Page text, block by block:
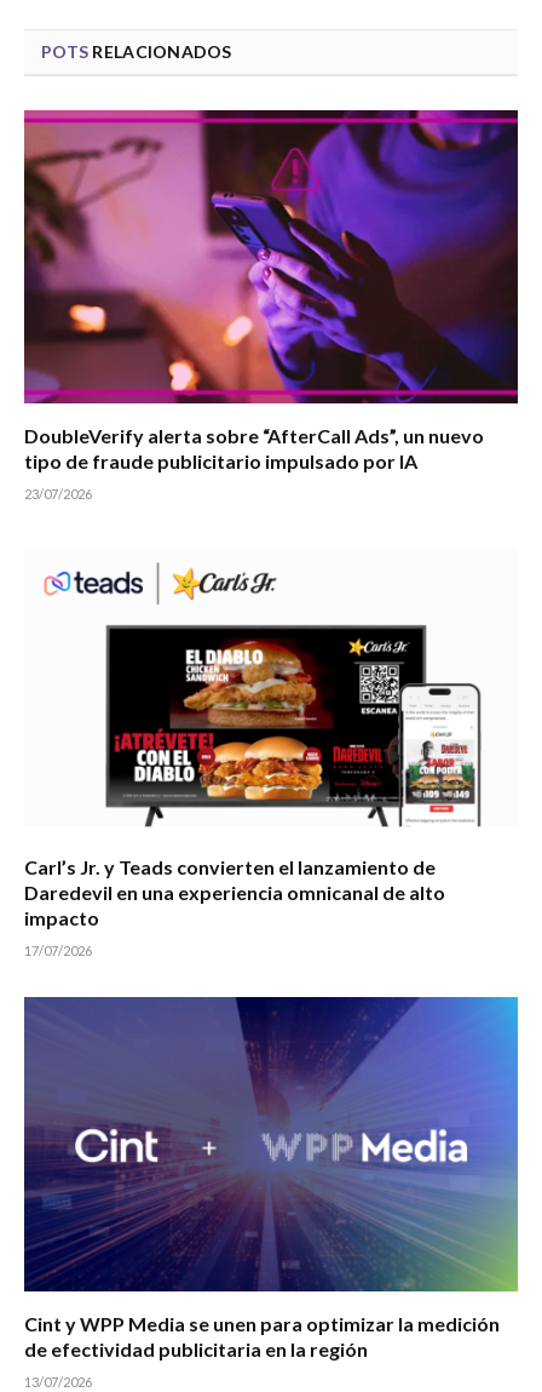
POTS RELACIONADOS
DoubleVerify alerta sobre “AfterCall Ads”, un nuevo
tipo de fraude publicitario impulsado por IA
23/07/2026
Carl’s Jr. y Teads convierten el lanzamiento de
Daredevil en una experiencia omnicanal de alto
impacto
17/07/2026
Cint y WPP Media se unen para optimizar la medición
de efectividad publicitaria en la región
13/07/2026